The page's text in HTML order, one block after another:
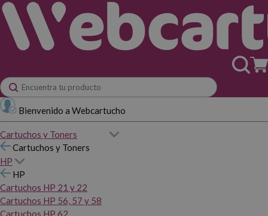
Bienvenido a Webcartucho
Cartuchos y Toners
Cartuchos y Toners
HP
HP
Cartuchos HP 21 y 22
Cartuchos HP 56, 57 y 58
Cartuchos HP 62